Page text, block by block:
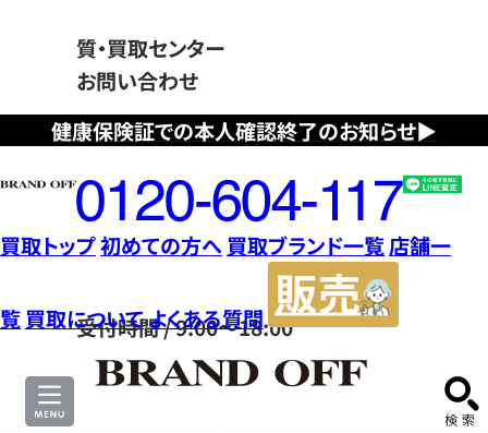
健康保険証での本人確認終了のお知らせ▶
質・買取センター
お問い合わせ
フ
ー
ダ
イ
ル
0120604117
受付時間 / 9:00～18:00
買取トップ初めての方へ 買取ブランド一覧店舗一
覧 買取についてよくある質問